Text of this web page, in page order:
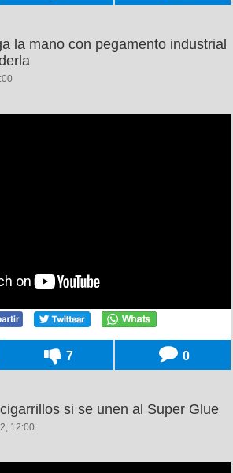
la mano con pegamento industrial
7 0
si se unen al Super Glue
12:00